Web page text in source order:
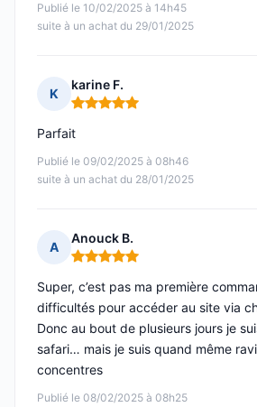
Publié le 10/02/2025 à 14h45
suite à un achat du 29/01/2025
K
karine F.
Note : 5 sur 5
Publié le 09/02/2025 à 08h46
suite à un achat du 28/01/2025
Parfait
A
Anouck B.
Note : 5 sur 5
Publié le 08/02/2025 à 08h25
Super, c’est pas ma première
difficultés pour accéder au site via
Donc au bout de plusieurs jours je
safari… mais je suis quand même
concentres